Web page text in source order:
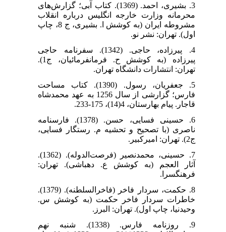
3. بشیری، احمد. (1369). کتاب آبی؛ گزارش‌های
محرمانه وزارت خارجه انگلیس درباره انقلاب
مشروطه ایران (به کوشش ا. بشیری، ج 8، چاپ
اول). تهران: نشر نو.
4. پیرزاده، حاجی. (1342). سفرنامه‌ حاجی
پیرزاده (به کوشش ح. فرمانفرمائیان، ج1).
تهران: انتشارات دانشگاه تهران.
5. جعفریان، رسول. (1390). کتاب مساحت
فارس؛ گزارشی از سال 1256 به عهد محمدشاه
قاجار. پیام بهارستان، 4(14)، 175-233.
6. حسینی فسایی، حسن. (1378). فارسنامه
ناصری (با تصحیح و تحشیه م. رستگار فسایی،
ج2). تهران: امیرکبیر.
7. حسینی، محمدنصیر (فرصت‌الدوله). (1362).
آثار العجم (به کوشش ع. دهباشی). تهران:
فرهنگسرا.
8. حکمت، سردار فاخر (فاخرالسلطنه). (1379).
خاطرات سردار فاخر حکمت (به کوشش س.
وحیدنیا، چاپ اول). تهران: البرز.
9. روزنامه فارس. (1338). شنبه نهم